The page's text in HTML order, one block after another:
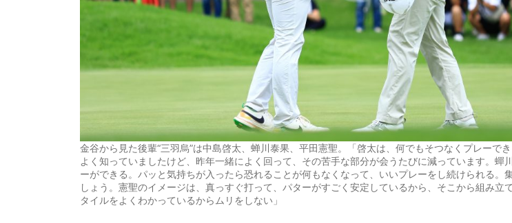
金谷から見た後輩“三羽烏”は中島啓太、蝉川泰果、平田憲聖。「啓太は、何でもそつなくプレーで
よく知っていましたけど、昨年一緒によく回って、その苦手な部分が会うたびに減っています。蟬
ーができる。パッと気持ちが入ったら恐れることが何もなくなって、いいプレーをし続けられる。
しょう。憲聖のイメージは、真っすぐ打って、パターがすごく安定しているから、そこから組み立
タイルをよくわかっているからムリをしない」